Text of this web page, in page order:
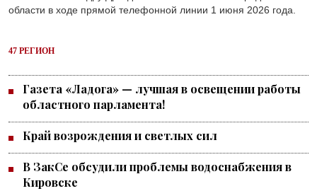
области в ходе прямой телефонной линии 1 июня 2026 года.
47 РЕГИОН
Газета «Ладога» — лучшая в освещении работы
областного парламента!
Край возрождения и светлых сил
В ЗакСе обсудили проблемы водоснабжения в
Кировске